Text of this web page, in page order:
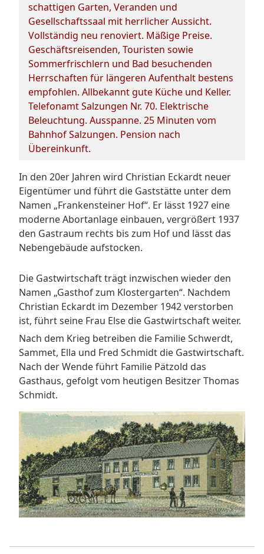
schattigen Garten, Veranden und
Gesellschaftssaal mit herrlicher Aussicht.
Vollständig neu renoviert. Mäßige Preise.
Geschäftsreisenden, Touristen sowie
Sommerfrischlern und Bad besuchenden
Herrschaften für längeren Aufenthalt bestens
empfohlen. Allbekannt gute Küche und Keller.
Telefonamt Salzungen Nr. 70. Elektrische
Beleuchtung. Ausspanne. 25 Minuten vom
Bahnhof Salzungen. Pension nach
Übereinkunft.
In den 20er Jahren wird Christian Eckardt neuer
Eigentümer und führt die Gaststätte unter dem
Namen „Frankensteiner Hof“. Er lässt 1927 eine
moderne Abortanlage einbauen, vergrößert 1937
den Gastraum rechts bis zum Hof und lässt das
Nebengebäude aufstocken.
Die Gastwirtschaft trägt inzwischen wieder den
Namen „Gasthof zum Klostergarten“. Nachdem
Christian Eckardt im Dezember 1942 verstorben
ist, führt seine Frau Else die Gastwirtschaft weiter.
Nach dem Krieg betreiben die Familie Schwerdt,
Sammet, Ella und Fred Schmidt die Gastwirtschaft.
Nach der Wende führt Familie Pätzold das
Gasthaus, gefolgt vom heutigen Besitzer Thomas
Schmidt.